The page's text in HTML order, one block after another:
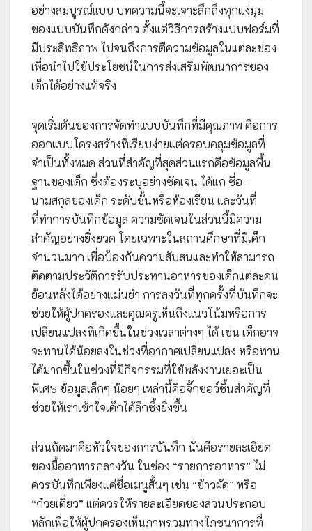
อย่างสมบูรณ์แบบ บทความนี้จะเจาะลึกถึงทุกแง่มุม
ของแบบบันทึกดังกล่าว ตั้งแต่วิธีการสร้างแบบฟอร์มที่
มีประสิทธิภาพ ไปจนถึงการตีความข้อมูลในแต่ละช่อง
เพื่อนำไปใช้ประโยชน์ในการส่งเสริมพัฒนาการของ
เด็กได้อย่างแท้จริง
จุดเริ่มต้นของการจัดทำแบบบันทึกที่มีคุณภาพ คือการ
ออกแบบโครงสร้างที่เรียบง่ายแต่ครอบคลุมข้อมูลที่
จำเป็นทั้งหมด ส่วนที่สำคัญที่สุดส่วนแรกคือข้อมูลพื้น
ฐานของเด็ก ซึ่งต้องระบุอย่างชัดเจน ได้แก่ ชื่อ-
นามสกุลของเด็ก ระดับชั้นหรือห้องเรียน และวันที่
ที่ทำการบันทึกข้อมูล ความชัดเจนในส่วนนี้มีความ
สำคัญอย่างยิ่งยวด โดยเฉพาะในสถานศึกษาที่มีเด็ก
จำนวนมาก เพื่อป้องกันความสับสนและทำให้สามารถ
ติดตามประวัติการรับประทานอาหารของเด็กแต่ละคน
ย้อนหลังได้อย่างแม่นยำ การลงวันที่ทุกครั้งที่บันทึกจะ
ช่วยให้ผู้ปกครองและคุณครูเห็นถึงแนวโน้มหรือการ
เปลี่ยนแปลงที่เกิดขึ้นในช่วงเวลาต่างๆ ได้ เช่น เด็กอาจ
จะทานได้น้อยลงในช่วงที่อากาศเปลี่ยนแปลง หรือทาน
ได้มากขึ้นในช่วงที่มีกิจกรรมที่ใช้พลังงานเยอะเป็น
พิเศษ ข้อมูลเล็กๆ น้อยๆ เหล่านี้คือจิ๊กซอว์ชิ้นสำคัญที่
ช่วยให้เราเข้าใจเด็กได้ลึกซึ้งยิ่งขึ้น
ส่วนถัดมาคือหัวใจของการบันทึก นั่นคือรายละเอียด
ของมื้ออาหารกลางวัน ในช่อง “รายการอาหาร” ไม่
ควรบันทึกเพียงแค่ชื่อเมนูสั้นๆ เช่น “ข้าวผัด” หรือ
“ก๋วยเตี๋ยว” แต่ควรให้รายละเอียดของส่วนประกอบ
หลักเพื่อให้ผู้ปกครองเห็นภาพรวมทางโภชนาการที่